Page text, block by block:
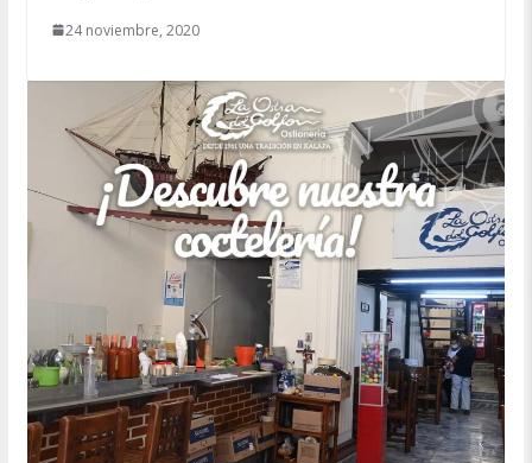
24 noviembre, 2020